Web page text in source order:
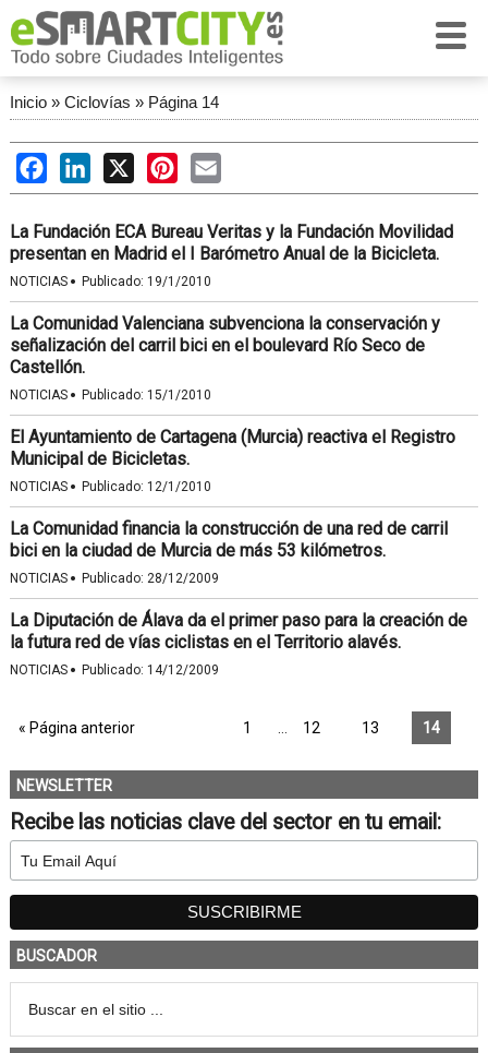
Inicio» Ciclovías » Página 14
FacebookLinkedIn
X PinterestEmail
La Fundación ECA Bureau Veritas y la Fundación Movilidad
presentan en Madrid el I Barómetro Anual de la Bicicleta.
NOTICIAS · Publicado: 19/1/2010
La Comunidad Valenciana subvenciona la conservación y
señalización del carril bici en el boulevard Río Seco de
Castellón.
NOTICIAS · Publicado: 15/1/2010
El Ayuntamiento de Cartagena (Murcia) reactiva el Registro
Municipal de Bicicletas.
NOTICIAS · Publicado: 12/1/2010
La Comunidad financia la construcción de una red de carril
bici en la ciudad de Murcia de más 53 kilómetros.
NOTICIAS · Publicado: 28/12/2009
La Diputación de Álava da el primer paso para la creación de
la futura red de vías ciclistas en el Territorio alavés.
NOTICIAS · Publicado: 14/12/2009
« Página anterior 1 12 13 14
NEWSLETTER
Recibe las noticias clave del sector en tu email:
BUSCADOR